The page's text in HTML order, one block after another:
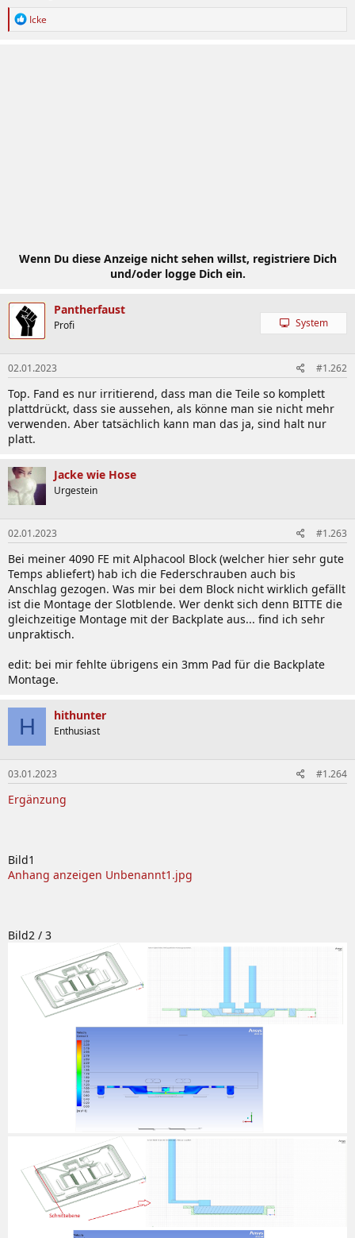
R
Icke
Wenn Du diese Anzeige nicht sehen willst, registriere Dich
und/oder logge Dich ein.
Pantherfaust
Profi System
02.01.2023 #1.262
Top. Fand es nur irritierend, dass man die Teile so komplett
plattdrückt, dass sie aussehen, als könne man sie nicht mehr
verwenden. Aber tatsächlich kann man das ja, sind halt nur
platt.
Jacke wie Hose
Urgestein
02.01.2023 #1.263
Bei meiner 4090 FE mit Alphacool Block (welcher hier sehr gute
Temps abliefert) hab ich die Federschrauben auch bis
Anschlag gezogen. Was mir bei dem Block nicht wirklich gefällt
ist die Montage der Slotblende. Wer denkt sich denn BITTE die
gleichzeitige Montage mit der Backplate aus... find ich sehr
unpraktisch.
edit: bei mir fehlte übrigens ein 3mm Pad für die Backplate
Montage.
H hithunter
Enthusiast
03.01.2023 #1.264
Ergänzung
Bild1
Anhang anzeigen Unbenannt1.jpg
Bild2 / 3